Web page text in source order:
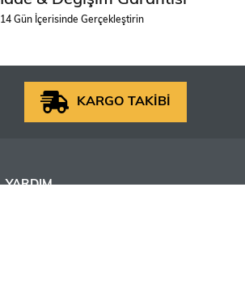
14 Gün İçerisinde Gerçekleştirin
KARGO TAKİBİ
YARDIM